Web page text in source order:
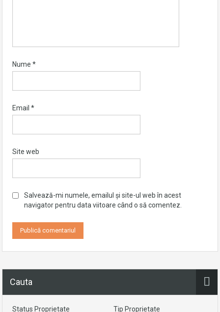
Nume *
Email *
Site web
Salvează-mi numele, emailul și site-ul web în acest
navigator pentru data viitoare când o să comentez.
Cauta
Status Proprietate Tip Proprietate